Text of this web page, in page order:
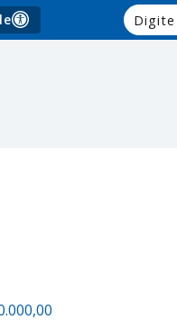
Pesquisar: